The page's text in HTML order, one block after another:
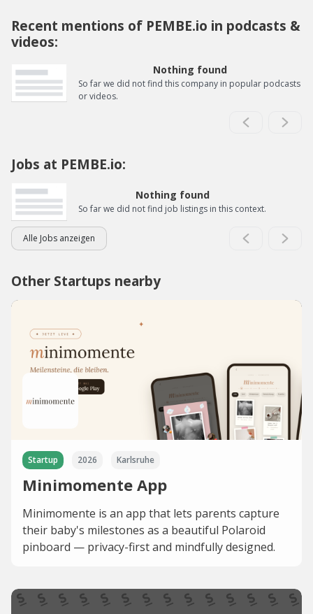
Recent mentions of PEMBE.io in podcasts &
videos:
Nothing found
So far we did not find this company in popular podcasts
or videos.
Jobs at PEMBE.io:
Nothing found
So far we did not find job listings in this context.
Alle Jobs anzeigen
Other Startups nearby
Startup 2026 Karlsruhe
Minimomente App
Minimomente is an app that lets parents capture
their baby's milestones as a beautiful Polaroid
pinboard — privacy-first and mindfully designed.